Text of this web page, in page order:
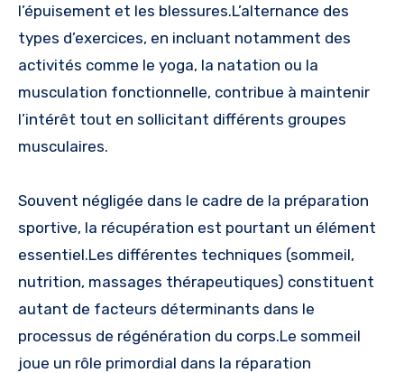
l’épuisement et les blessures.L’alternance des
types d’exercices, en incluant notamment des
activités comme le yoga, la natation ou la
musculation fonctionnelle, contribue à maintenir
l’intérêt tout en sollicitant différents groupes
musculaires.
Souvent négligée dans le cadre de la préparation
sportive, la récupération est pourtant un élément
essentiel.Les différentes techniques (sommeil,
nutrition, massages thérapeutiques) constituent
autant de facteurs déterminants dans le
processus de régénération du corps.Le sommeil
joue un rôle primordial dans la réparation